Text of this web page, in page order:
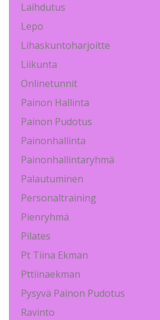
Laihdutus
Lepo
Lihaskuntoharjoitte
Liikunta
Onlinetunnit
Painon Hallinta
Painon Pudotus
Painonhallinta
Painonhallintaryhmä
Palautuminen
Personaltraining
Pienryhmä
Pilates
Pt Tiina Ekman
Pttiinaekman
Pysyvä Painon Pudotus
Ravinto